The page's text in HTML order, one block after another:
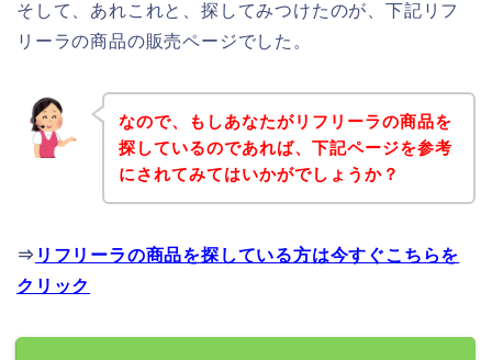
そして、あれこれと、探してみつけたのが、下記リフ
リーラの商品の販売ページでした。
なので、もしあなたがリフリーラの商品を
探しているのであれば、下記ページを参考
にされてみてはいかがでしょうか？
⇒ リフリーラの商品を探している方は今すぐこちらを
クリック